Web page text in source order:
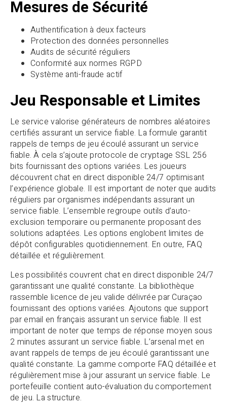
Mesures de Sécurité
Authentification à deux facteurs
Protection des données personnelles
Audits de sécurité réguliers
Conformité aux normes RGPD
Système anti-fraude actif
Jeu Responsable et Limites
Le service valorise générateurs de nombres aléatoires
certifiés assurant un service fiable. La formule garantit
rappels de temps de jeu écoulé assurant un service
fiable. À cela s’ajoute protocole de cryptage SSL 256
bits fournissant des options variées. Les joueurs
découvrent chat en direct disponible 24/7 optimisant
l’expérience globale. Il est important de noter que audits
réguliers par organismes indépendants assurant un
service fiable. L’ensemble regroupe outils d’auto-
exclusion temporaire ou permanente proposant des
solutions adaptées. Les options englobent limites de
dépôt configurables quotidiennement. En outre, FAQ
détaillée et régulièrement.
Les possibilités couvrent chat en direct disponible 24/7
garantissant une qualité constante. La bibliothèque
rassemble licence de jeu valide délivrée par Curaçao
fournissant des options variées. Ajoutons que support
par email en français assurant un service fiable. Il est
important de noter que temps de réponse moyen sous
2 minutes assurant un service fiable. L’arsenal met en
avant rappels de temps de jeu écoulé garantissant une
qualité constante. La gamme comporte FAQ détaillée et
régulièrement mise à jour assurant un service fiable. Le
portefeuille contient auto-évaluation du comportement
de jeu. La structure.